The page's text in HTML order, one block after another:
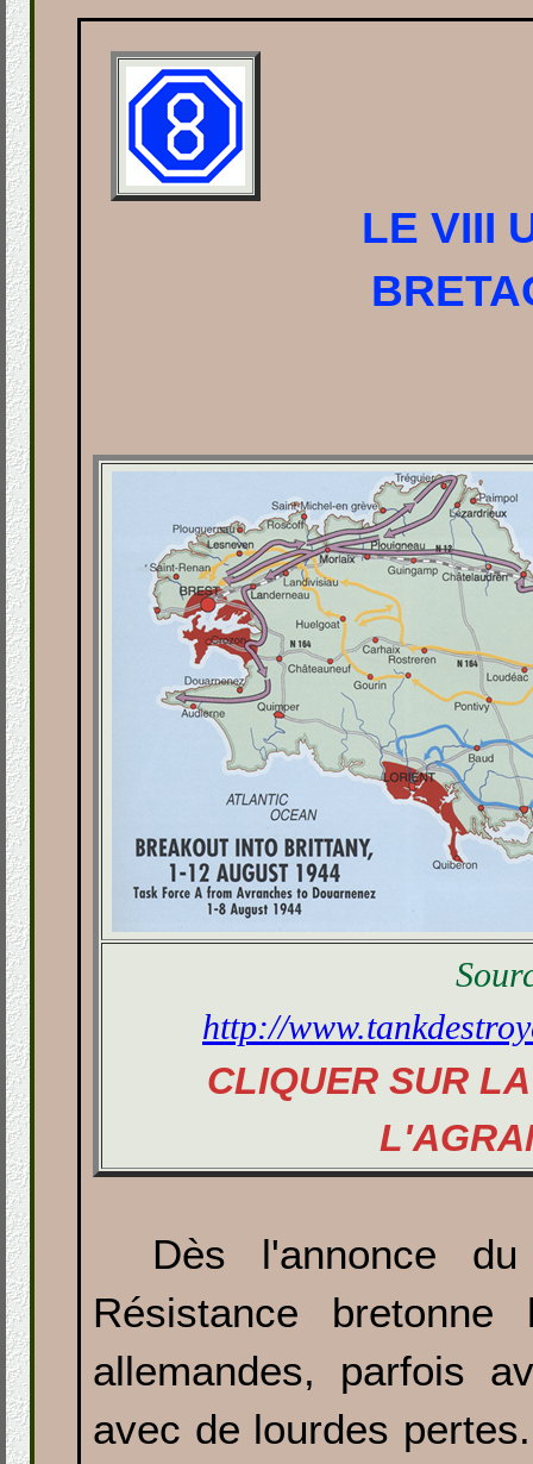
LE VIII
http://
CLIQUER SUR
Dès l'annonce
Résistance
allemandes, parfois
avec de lourdes